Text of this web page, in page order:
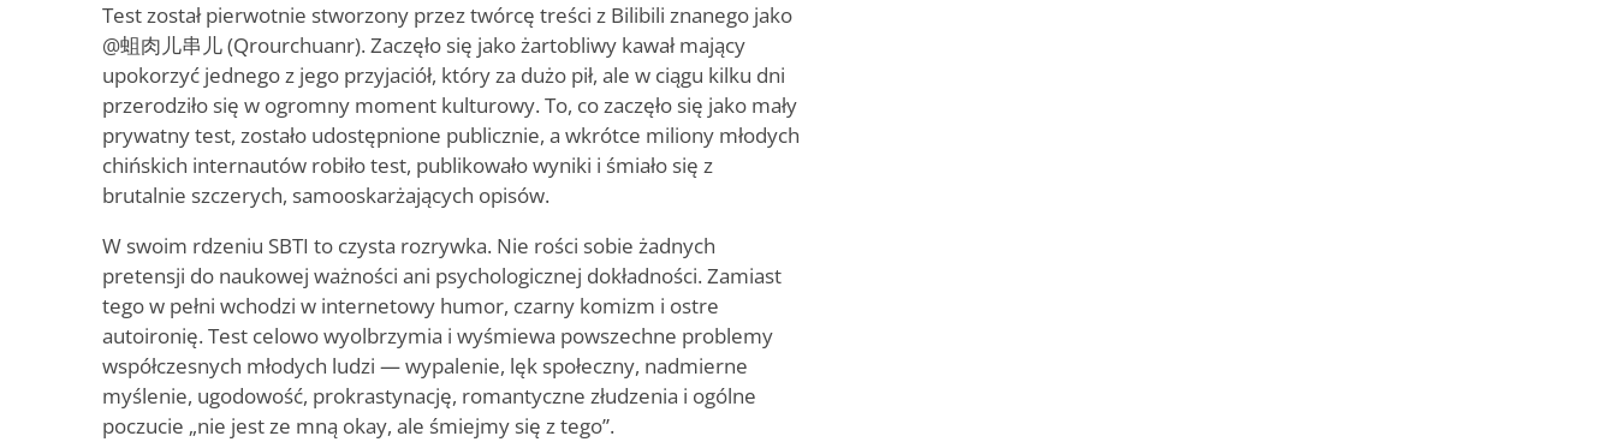
Test został pierwotnie stworzony przez twórcę treści z Bilibili znanego jako
@蛆肉儿串儿 (Qrourchuanr). Zaczęło się jako żartobliwy kawał mający
upokorzyć jednego z jego przyjaciół, który za dużo pił, ale w ciągu kilku dni
przerodziło się w ogromny moment kulturowy. To, co zaczęło się jako mały
prywatny test, zostało udostępnione publicznie, a wkrótce miliony młodych
chińskich internautów robiło test, publikowało wyniki i śmiało się z
brutalnie szczerych, samooskarżających opisów.
W swoim rdzeniu SBTI to czysta rozrywka. Nie rości sobie żadnych
pretensji do naukowej ważności ani psychologicznej dokładności. Zamiast
tego w pełni wchodzi w internetowy humor, czarny komizm i ostre
autoironię. Test celowo wyolbrzymia i wyśmiewa powszechne problemy
współczesnych młodych ludzi — wypalenie, lęk społeczny, nadmierne
myślenie, ugodowość, prokrastynację, romantyczne złudzenia i ogólne
poczucie „nie jest ze mną okay, ale śmiejmy się z tego”.